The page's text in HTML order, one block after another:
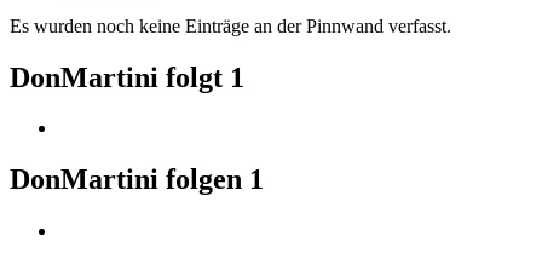
Es wurden noch keine Einträge an der Pinnwand verfasst.
DonMartini folgt 1
DonMartini folgen 1